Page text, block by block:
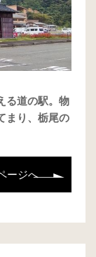
る道の駅。物
まり、栃尾の
ージへ